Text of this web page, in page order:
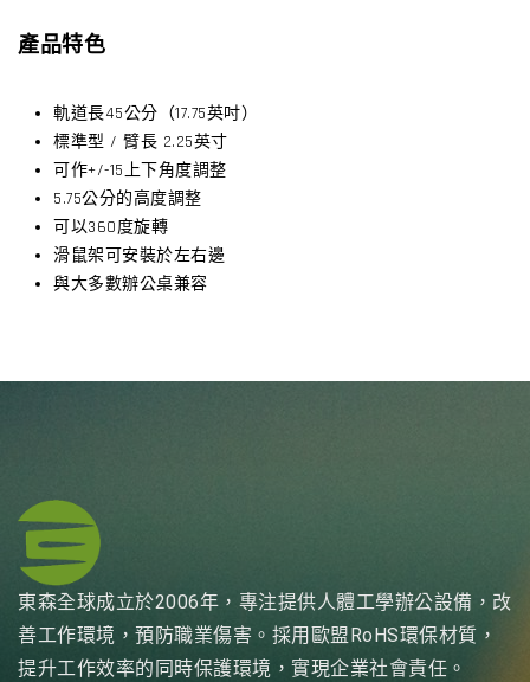
產品特色
軌道長45公分（17.75英吋）
標準型 / 臂長 2.25英寸
可作+/-15上下角度調整
5.75公分的高度調整
可以360度旋轉
滑鼠架可安裝於左右邊
與大多數辦公桌兼容
東森全球成立於2006年，專注提供人體工學辦公設備，改
善工作環境，預防職業傷害。採用歐盟RoHS環保材質，
提升工作效率的同時保護環境，實現企業社會責任。